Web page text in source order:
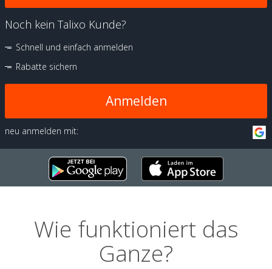
Noch kein Talixo Kunde?
Schnell und einfach anmelden
Rabatte sichern
Anmelden
neu anmelden mit:
Wie funktioniert das
Ganze?